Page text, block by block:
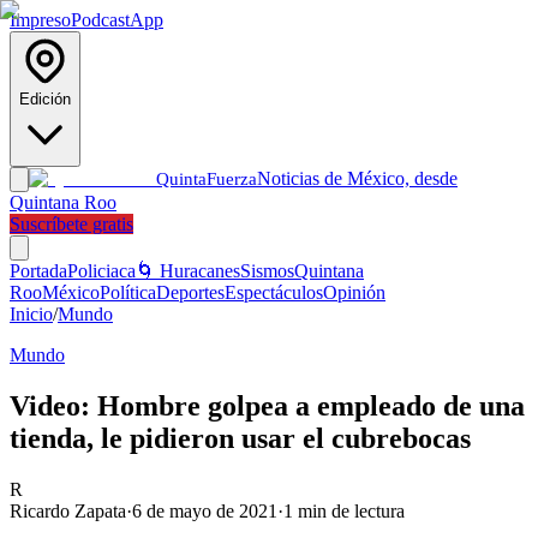
ImpresoPodcastApp
Edición
QuintaFuerzaNoticias de México, desde
Quintana Roo
Suscríbete gratis
PortadaPoliciaca 🌀 HuracanesSismosQuintana
RooMéxicoPolíticaDeportesEspectáculosOpinión
Inicio/Mundo
Mundo
Video: Hombre golpea a empleado de una
tienda, le pidieron usar el cubrebocas
R
Ricardo Zapata·6 de mayo de 2021 ·1 min de lectura